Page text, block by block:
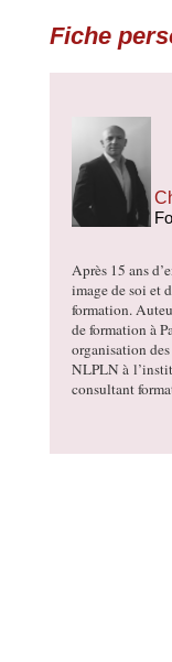
Fiche
Après 15 ans
image de soi et
formation.
de formation à
organisation
NLPLN à
consultant